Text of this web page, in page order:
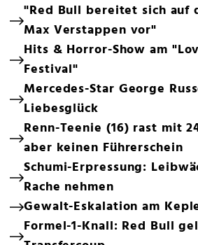
"Red Bull bereitet sich auf
Max Verstappen vor"
Hits & Horror-Show am
Festival"
Mercedes-Star George
Liebesglück
Renn-Teenie (16) rast mit
aber keinen Führerschein
Schumi-Erpressung:
Rache nehmen
Gewalt-Eskalation am
Formel-1-Knall: Red Bull